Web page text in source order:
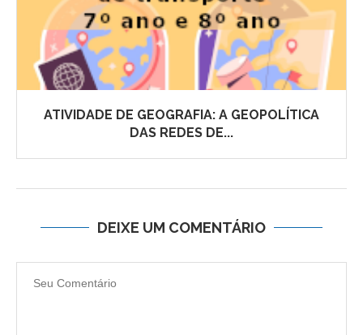
ATIVIDADE DE GEOGRAFIA: A GEOPOLÍTICA
DAS REDES DE...
DEIXE UM COMENTÁRIO